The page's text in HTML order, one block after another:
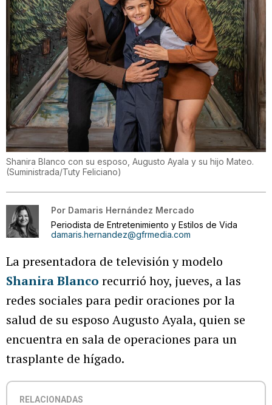
Shanira Blanco con su esposo, Augusto Ayala y su hijo Mateo.
(Suministrada/Tuty Feliciano)
Por Damaris Hernández Mercado
Periodista de Entretenimiento y Estilos de Vida
damaris.hernandez@gfrmedia.com
La presentadora de televisión y modelo
Shanira Blanco recurrió hoy, jueves, a las
redes sociales para pedir oraciones por la
salud de su esposo Augusto Ayala, quien se
encuentra en sala de operaciones para un
trasplante de hígado.
RELACIONADAS